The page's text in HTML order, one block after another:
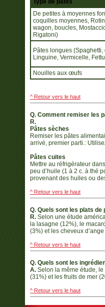
Type de pâtes
De petites à moyennes
coquilles moyennes,
wagon, boucles,
Rigatoni)
Pâtes longues (Spaghetti,
Linguine, Vermicelle,
Nouilles aux œufs
^ Retour vers le haut
Q. Comment remiser les
R.
Pâtes sèches
Remiser les pâtes
arrivé, premier parti.:
Pâtes cuites
Mettre au réfrigérateur
peu d’huile (1 à 2 c. à thé
provenant des huiles ou
^ Retour vers le haut
Q. Quels sont les plats
R. Selon une étude
la lasagne (12%), le
(3%) et les cheveux
^ Retour vers le haut
Q. Quels sont les
A. Selon la même étude,
(31%) et les fruits de mer
^ Retour vers le haut